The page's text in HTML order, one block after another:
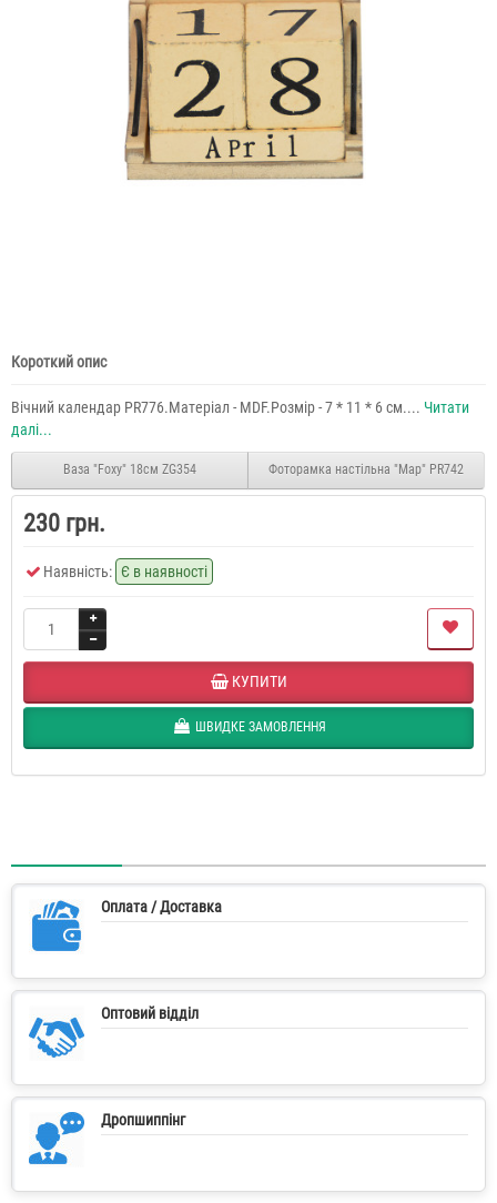
Короткий опис
Вічний календар PR776.Матеріал - MDF.Розмір - 7 * 11 * 6 см.... Читати
далі...
Ваза "Foxy" 18см ZG354 Фоторамка настільна "Map" PR742
230 грн.
Наявність: Є в наявності
КУПИТИ
ШВИДКЕ ЗАМОВЛЕННЯ
Оплата / Доставка
Оптовий відділ
Дропшиппінг